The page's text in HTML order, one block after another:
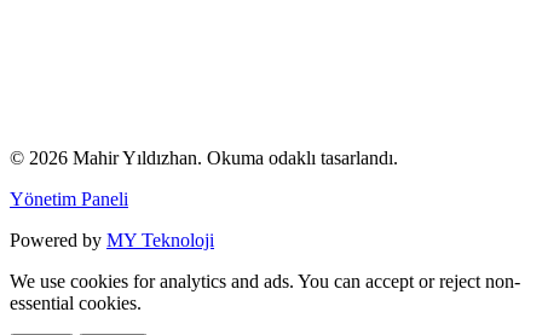
© 2026 Mahir Yıldızhan. Okuma odaklı tasarlandı.
Yönetim Paneli
Powered by MY Teknoloji
We use cookies for analytics and ads. You can accept or reject non-
essential cookies.